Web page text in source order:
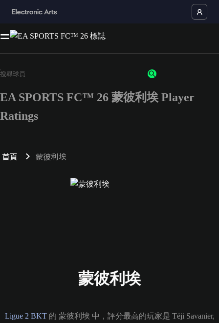
EA SPORTS FC™ 26 蒙彼利埃 Player
Ratings
首頁 蒙彼利埃
蒙彼利埃
Ligue 2 BKT的 蒙彼利埃 中，評分最高的玩家是 Téji Savanier,